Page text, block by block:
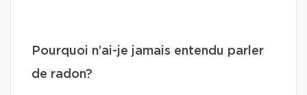
Pourquoi n’ai-je jamais entendu parler
de radon?